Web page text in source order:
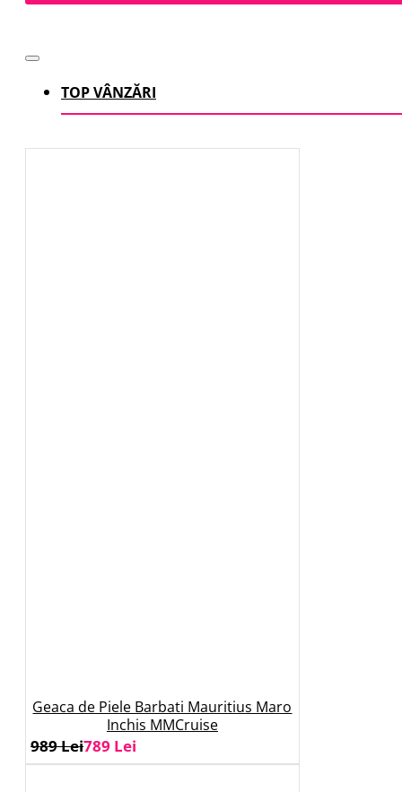
TOP VÂNZĂRI
Geaca de Piele Barbati Mauritius Maro
Inchis MMCruise
789 Lei
989 Lei